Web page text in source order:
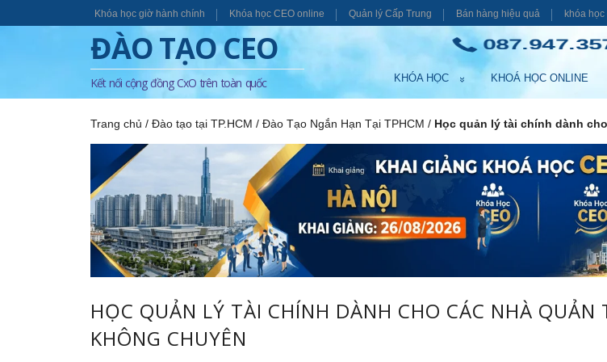
Khóa học giờ hành chính Khóa học CEO online Quản lý Cấp Trung Bán hàng hiệu quả khóa
ĐÀO TẠO CEO
Kết nối cộng đồng CxO trên toàn quốc
087.947.3579
KHÓA HỌC KHOÁ HỌC ONLINE
Trang chủ / Đào tạo tại TP.HCM / Đào Tạo Ngắn Hạn Tại TPHCM / Học quản lý tài chính dành
HỌC QUẢN LÝ TÀI CHÍNH DÀNH CHO CÁC NHÀ QUẢN
KHÔNG CHUYÊN